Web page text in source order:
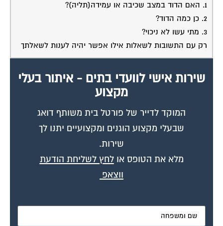
2. כן כמה הדוד?
3. מתי עשו לא ניכוי?
רק עם התשובות לשאלות אילו אפשר יהיה לענות לשאלתך
מקצוע
המוקד לדייר של פורטל בית משותף דואג
שבעלי מקצוע הוגנים ומקצועיים יתנו לך
שירות.
מלא את הטופס אולחץ לשליחת הודעת
ווצאפ